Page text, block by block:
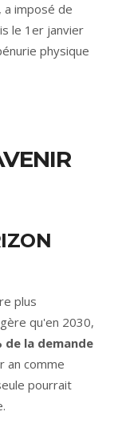
imposé de
le 1er janvier
physique
plus
qu'en 2030,
de la demande
an comme
pourrait